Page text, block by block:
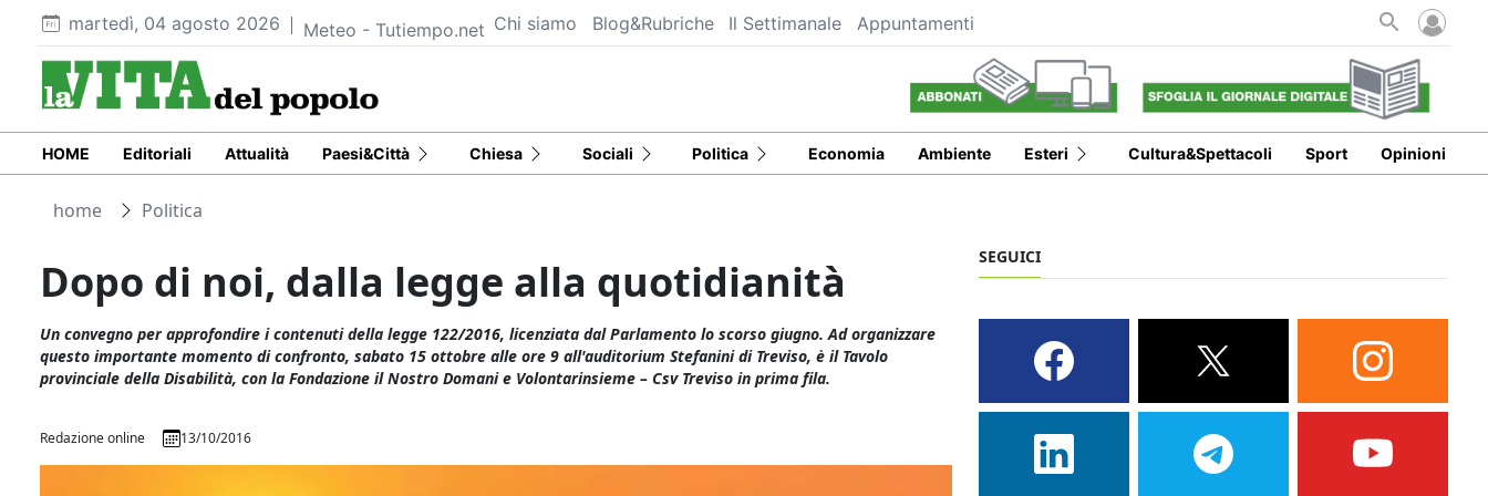
martedì, 04 agosto 2026 Meteo - Tutiempo.net Chi siamo Blog&Rubriche Il Settimanale Appuntamenti
HOME Editoriali Attualità Paesi&Città Chiesa Sociali Politica Economia Ambiente Esteri Cultura&Spettacoli Sport Opinioni
home Politica
Dopo di noi, dalla legge alla quotidianità
Un convegno per approfondire i contenuti della legge 122/2016, licenziata dal Parlamento lo scorso giugno. Ad organizzare
questo importante momento di confronto, sabato 15 ottobre alle ore 9 all'auditorium Stefanini di Treviso, è il Tavolo
provinciale della Disabilità, con la Fondazione il Nostro Domani e Volontarinsieme – Csv Treviso in prima fila.
Redazione online 13/10/2016
SEGUICI